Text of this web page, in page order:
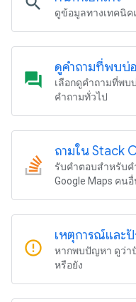
ดูข้อมูลทางเทคนิ
question_answer
ดูคำถามที่พบบ่
เลือกดูคำถามที่พบ
คำถามทั่วไป
ถามใน Stack
รับคำตอบสำหรับ
Google Maps คน
error_outline
เหตุการณ์และ
หากพบปัญหา ดูว่า
หรือยัง